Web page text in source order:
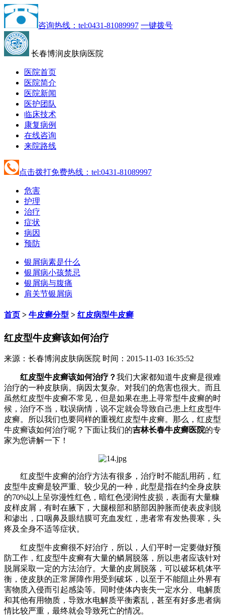
咨询热线：tel:0431-81089997 一键拨号
长春博润皮肤病医院
医院首页
医院简介
医院新闻
医护团队
临床技术
康复病例
在线咨询
来院路线
点击拨打免费热线：tel:0431-81089997
危害
护理
治疗
症状
病因
预防
银屑病素是什么
银屑病小孩禁忌
银屑病与腹痛
肩关节银屑病
首页 > 牛皮癣分型 > 红皮病型牛皮癣
红皮型牛皮癣该如何治疗
来源：长春博润皮肤病医院 时间：2015-11-03 16:35:52
红皮型牛皮癣该如何治疗？我们大家都知道牛皮癣是很难
治疗的一种皮肤病。病因太复杂。对我们的危害也很大。而且
虽然红皮型牛皮癣不常见，但是如果在患上寻常型牛皮癣的时
候，治疗不当，耽误病情，说不定就会导致自己患上红皮型牛
皮癣。所以我们也要同样的重视红皮型牛皮癣。那么，红皮型
牛皮癣该如何治疗呢？下面让我们的吉林长春牛皮癣医院的专
家为您讲解一下！
红皮型牛皮癣的治疗方法有很多，治疗时不能乱用药，红
皮型牛皮癣是较严重、较少见的一种，此型是指在约全身皮肤
的70%以上呈弥漫性红色，暗红色浸润性皮损，表面有大量糠
皮样皮屑，有时在腋下，大腿根部和脐部因肿胀而使表皮剥脱
和渗出，口咽鼻及眼结膜可充血发红，患者常有发热畏寒，头
疼及全身不适等症状。
红皮型牛皮癣很不好治疗，所以，人们平时一定要做好预
防工作，红皮型牛皮癣有大量的鳞屑脱落，所以患者应该针对
脱屑采取一定的方法治疗。大量的皮屑脱落，可以破坏机体平
衡，使皮肤的正常屏障作用受到破坏，以至于不能阻止外界有
害物质入侵而引起感染等。同时使体内丧失一定水分、电解质
和其他有用物质，导致水电解质平衡紊乱，甚至有好多患者病
情比较严重，最终就会导致死亡的情况。